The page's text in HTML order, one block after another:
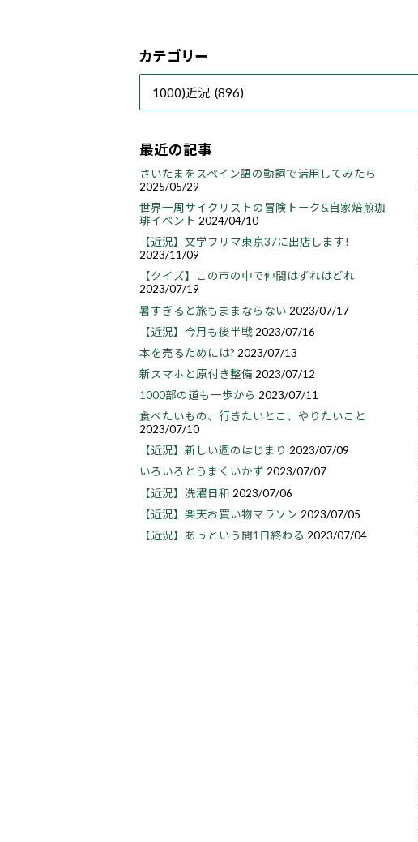
カテゴリー
最近の記事
さいたまをスペイン語の動詞で活用してみたら
2025/05/29
世界一周サイクリストの冒険トーク&自家焙煎珈
琲イベント 2024/04/10
【近況】文学フリマ東京37に出店します!
2023/11/09
【クイズ】この市の中で仲間はずれはどれ
2023/07/19
暑すぎると旅もままならない 2023/07/17
【近況】今月も後半戦 2023/07/16
本を売るためには? 2023/07/13
新スマホと原付き整備 2023/07/12
1000部の道も一歩から 2023/07/11
食べたいもの、行きたいとこ、やりたいこと
2023/07/10
【近況】新しい週のはじまり 2023/07/09
いろいろとうまくいかず 2023/07/07
【近況】洗濯日和 2023/07/06
【近況】楽天お買い物マラソン 2023/07/05
【近況】あっという間1日終わる 2023/07/04